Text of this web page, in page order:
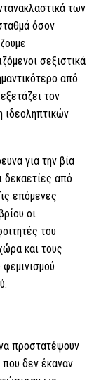
των
όσον
σεξιστικά
από
τον
ιδεοληπτικών
για την βία
δεκαετίες από
επόμενες
οι
του
και τους
προστατέψουν
που δεν έκαναν